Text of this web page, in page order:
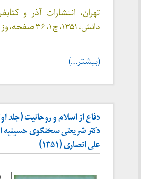
تهران، انتشارات آذر و
دانش، ۱۳۵۱، ج ۱، ۳۶ صفحه، وزیری.
(بیشتر…)
دفاع از اسلام و روحانیت (جلد
دکتر شریعتی سخنگوی حسینیه
علی انصاری (۱۳۵۱)